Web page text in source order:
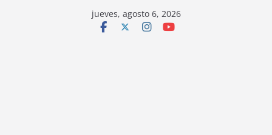
jueves, agosto 6, 2026